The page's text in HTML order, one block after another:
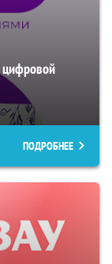
цифровой
ПОДРОБНЕЕ